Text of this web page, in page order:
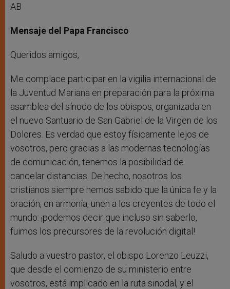
AB
Mensaje del Papa Francisco
Queridos amigos,
Me complace participar en la vigilia internacional de
la Juventud Mariana en preparación para la próxima
asamblea del sínodo de los obispos, organizada en
el nuevo Santuario de San Gabriel de la Virgen de los
Dolores. Es verdad que estoy físicamente lejos de
vosotros, pero gracias a las modernas tecnologías
de comunicación, tenemos la posibilidad de
cancelar distancias. De hecho, nosotros los
cristianos siempre hemos sabido que la única fe y la
oración, en armonía, unen a los creyentes de todo el
mundo: ¡podemos decir que incluso sin saberlo,
fuimos los precursores de la revolución digital!
Saludo a vuestro pastor, el obispo Lorenzo Leuzzi,
que desde el comienzo de su ministerio entre
vosotros, está implicado en la ruta sinodal, y el